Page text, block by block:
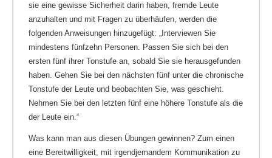
sie eine gewisse Sicherheit darin haben, fremde Leute
anzuhalten und mit Fragen zu überhäufen, werden die
folgenden Anweisungen hinzugefügt: „Interviewen Sie
mindestens fünfzehn Personen. Passen Sie sich bei den
ersten fünf ihrer Tonstufe an, sobald Sie sie herausgefunden
haben. Gehen Sie bei den nächsten fünf unter die chronische
Tonstufe der Leute und beobachten Sie, was geschieht.
Nehmen Sie bei den letzten fünf eine höhere Tonstufe als die
der Leute ein.“
Was kann man aus diesen Übungen gewinnen? Zum einen
eine Bereitwilligkeit, mit irgendjemandem Kommunikation zu